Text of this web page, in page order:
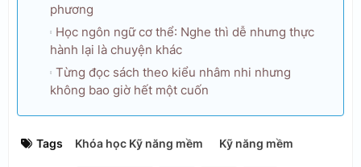
phương
Học ngôn ngữ cơ thể: Nghe thì dễ nhưng thực
hành lại là chuyện khác
Từng đọc sách theo kiểu nhâm nhi nhưng
không bao giờ hết một cuốn
Tags Khóa học Kỹ năng mềm Kỹ năng mềm